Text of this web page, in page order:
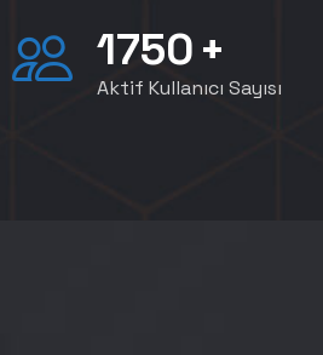
1750+
Aktif Kullanıcı Sayısı